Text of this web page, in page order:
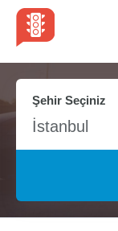
Şehir Seçiniz
İstanbul